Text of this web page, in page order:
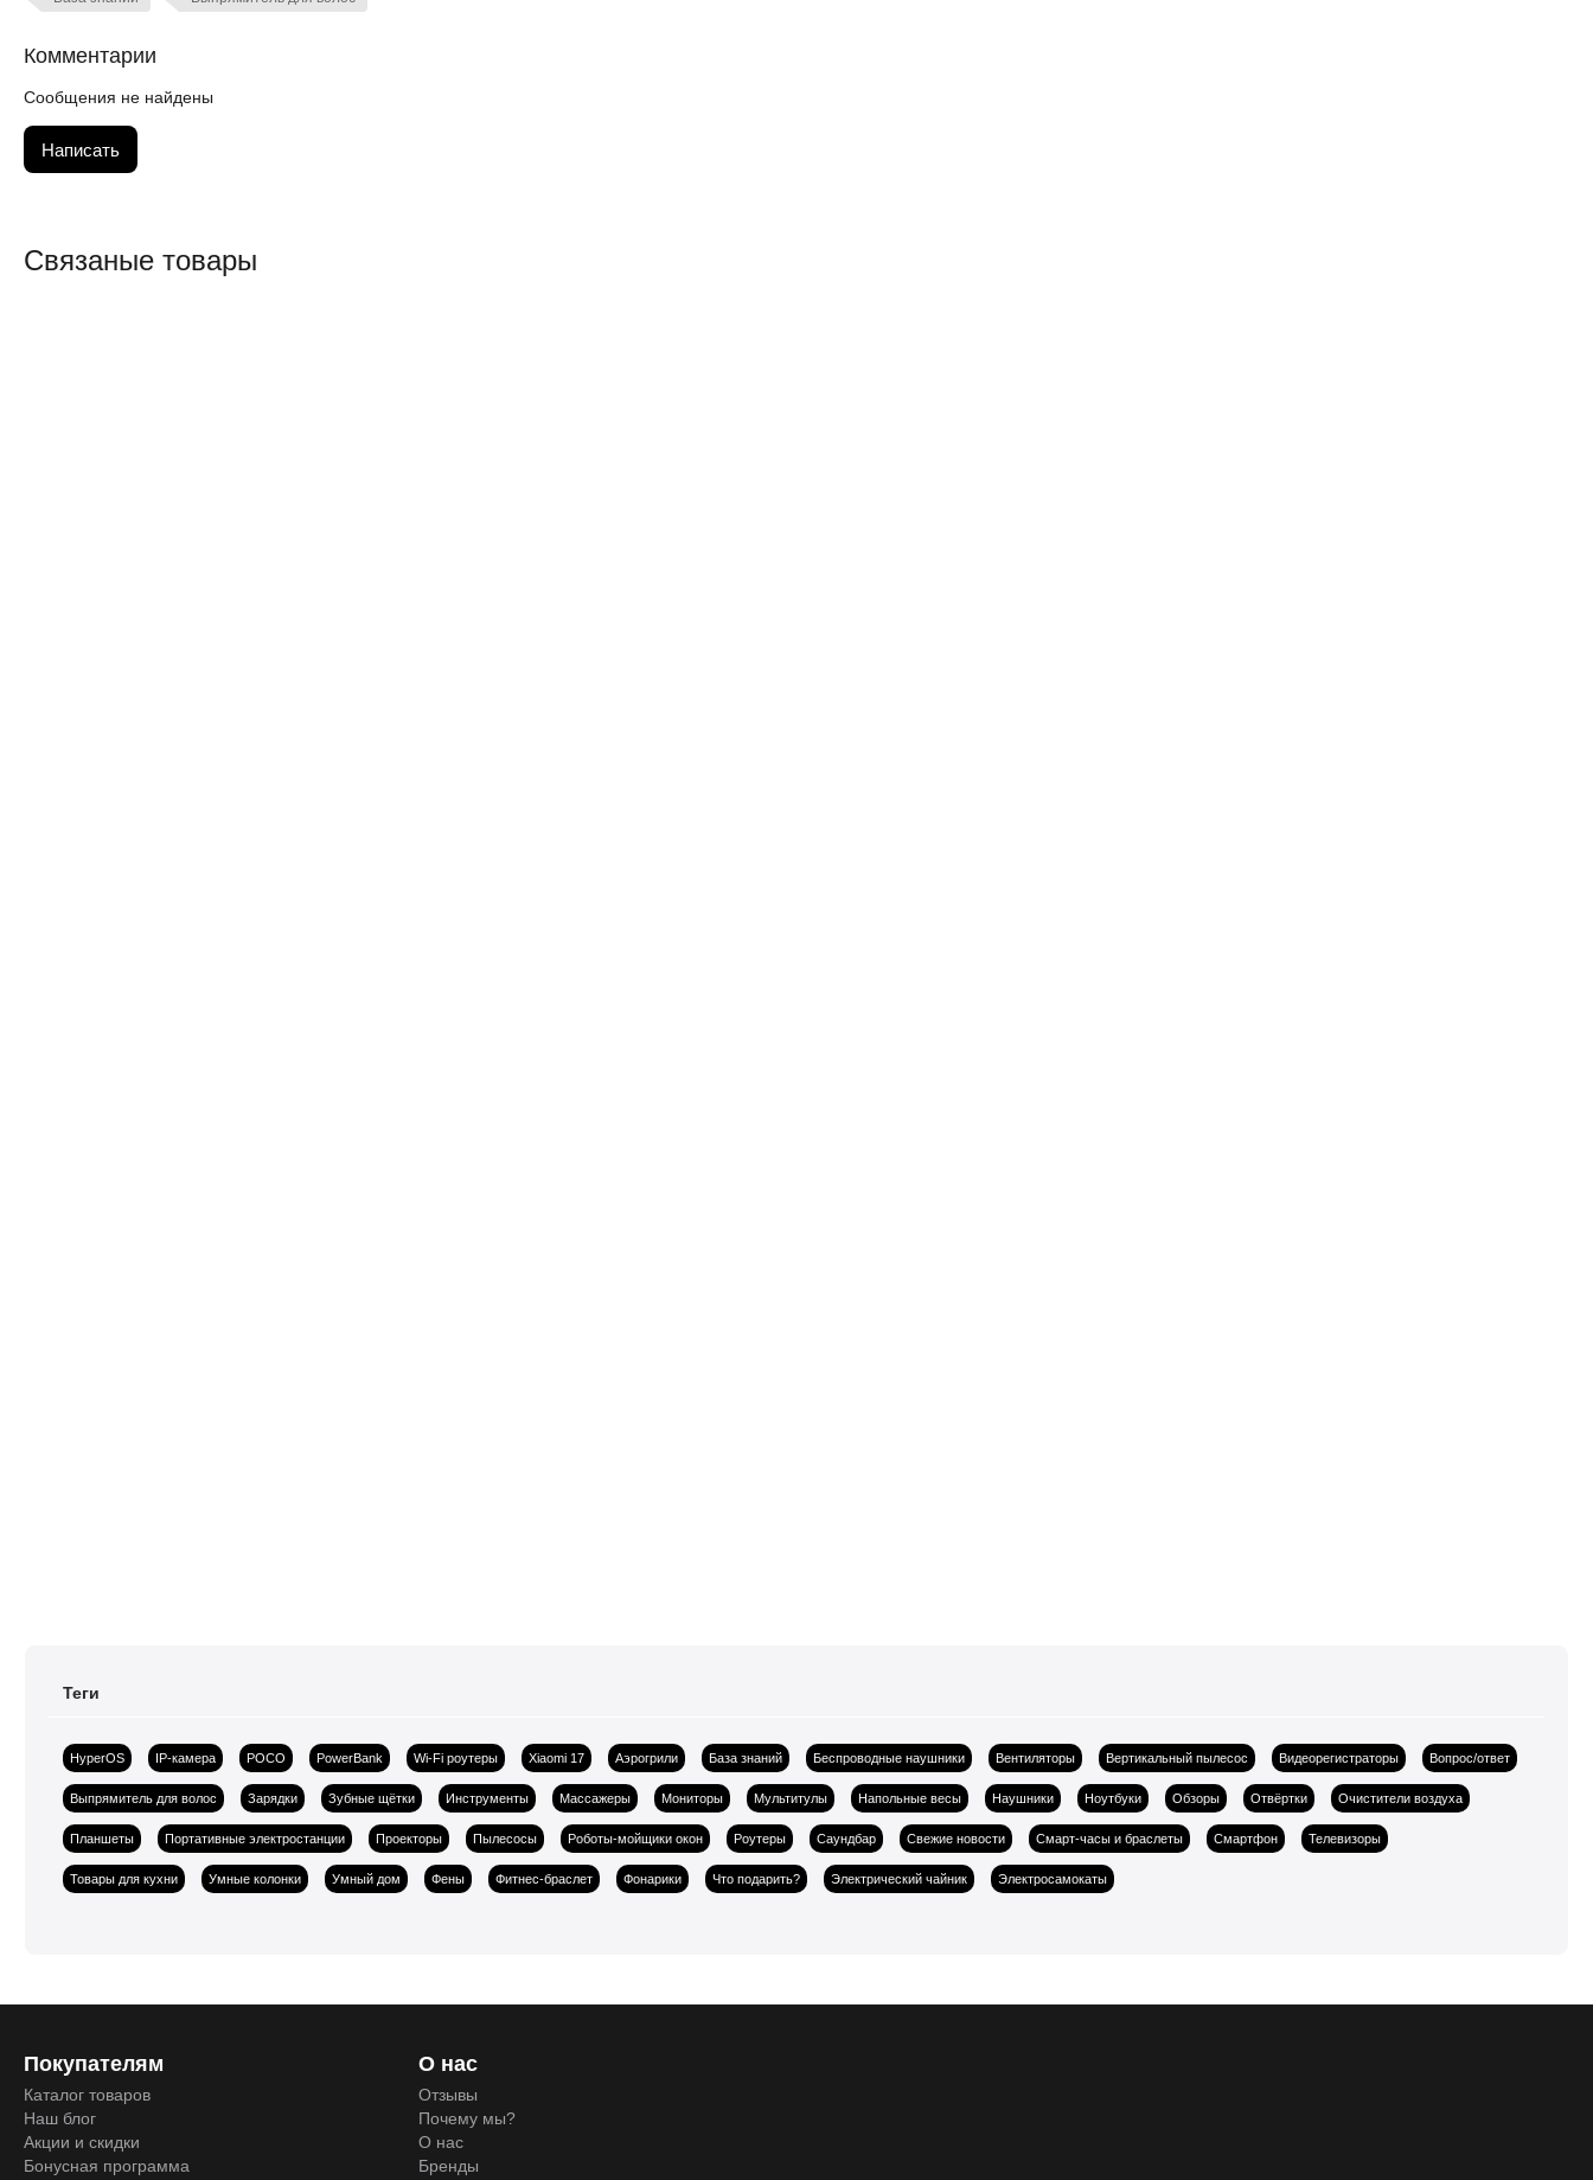
Комментарии
Сообщения не найдены
Написать
Связаные товары
Теги
HyperOS IP-камера POCO PowerBank Wi-Fi роутеры Xiaomi 17 Аэрогрили База знаний Беспроводные наушники Вентиляторы Вертикальный пылесос Видеорегистраторы Вопрос/ответ
Выпрямитель для волос Зарядки Зубные щётки Инструменты Массажеры Мониторы Мультитулы Напольные весы Наушники Ноутбуки Обзоры Отвёртки Очистители воздуха
Планшеты Портативные электростанции Проекторы Пылесосы Роботы-мойщики окон Роутеры Саундбар Свежие новости Смарт-часы и браслеты Смартфон Телевизоры
Товары для кухни Умные колонки Умный дом Фены Фитнес-браслет Фонарики Что подарить? Электрический чайник Электросамокаты
Покупателям
Каталог товаров
Наш блог
Акции и скидки
Бонусная программа
О нас
Отзывы
Почему мы?
О нас
Бренды